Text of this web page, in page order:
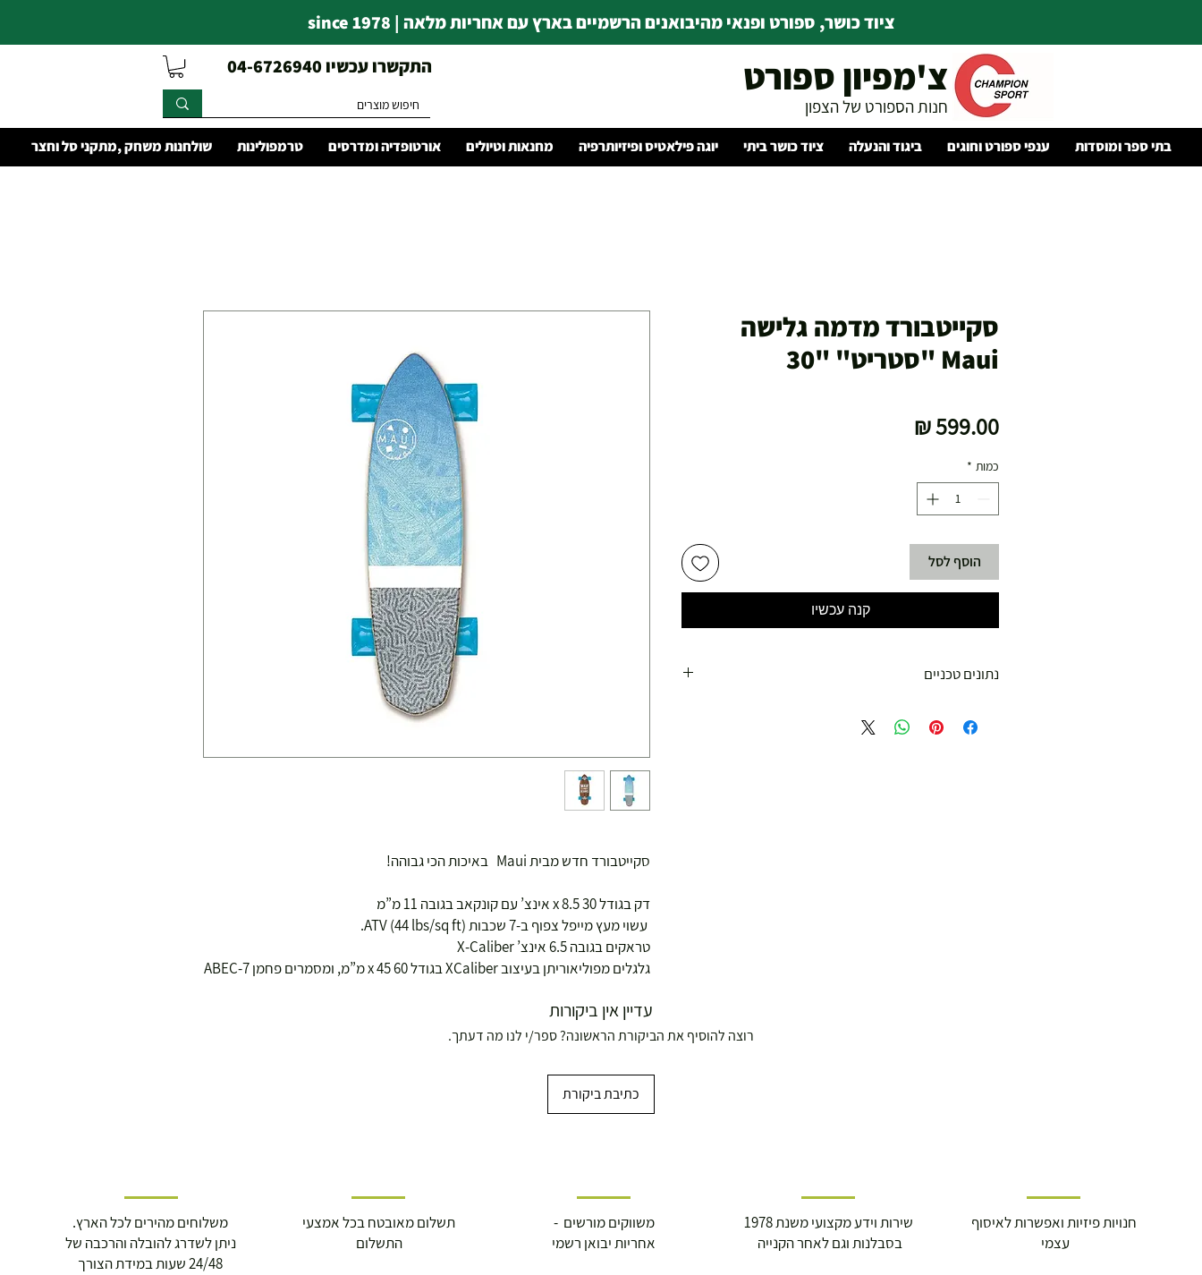
ציוד כושר, ספורט ופנאי מהיבואנים הרשמיים בארץ עם אחריות מלאה | since 1978
התקשרו עכשיו 04-6726940
צ'מפיון ספורט
חנות הספורט של הצפון
בתי ספר ומוסדות ענפי ספורט וחוגים ביגוד והנעלה ציוד כושר ביתי יוגה פילאטיס ופיזיותרפיה מחנאות וטיולים אורטופדיה ומדרסים טרמפולינות שולחנות משחק ,מתקני סל וחצר
סקייטבורד חדש מבית Maui באיכות הכי גבוהה!
דק בגודל 30 x 8.5 אינצ’ עם קונקאב בגובה 11 מ”מ
עשוי מעץ מייפל צפוף ב-7 שכבות ATV (44 lbs/sq ft).
טראקים בגובה 6.5 אינצ’ X-Caliber
גלגלים מפוליאוריתן בעיצוב XCaliber בגודל 60 x 45 מ”מ, ומסמרים פחמן ABEC-7
סקייטבורד מדמה גלישה
Maui "סטריט" "30
כמות *
הוסף לסל
קנה עכשיו
נתונים טכניים
מותג: ‎Maui And Sons
עדיין אין ביקורות
רוצה להוסיף את הביקורת הראשונה? ספר/י לנו מה דעתך.
כתיבת ביקורת
משלוחים מהירים לכל הארץ.
ניתן לשדרג להובלה והרכבה של
24/48 שעות במידת הצורך
תשלום מאובטח בכל אמצעי
התשלום
משווקים מורשים -
אחריות יבואן רשמי
שירות וידע מקצועי משנת 1978
בסבלנות וגם לאחר הקנייה
חנויות פיזיות ואפשרות לאיסוף
עצמי